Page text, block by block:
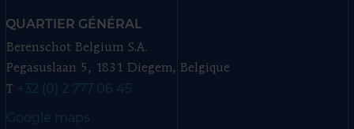
QUARTIER GÉNÉRAL
Berenschot Belgium S.A.
Pegasuslaan 5, 1831 Diegem, Belgique
T +32 (0) 2 777 06 45
Google maps